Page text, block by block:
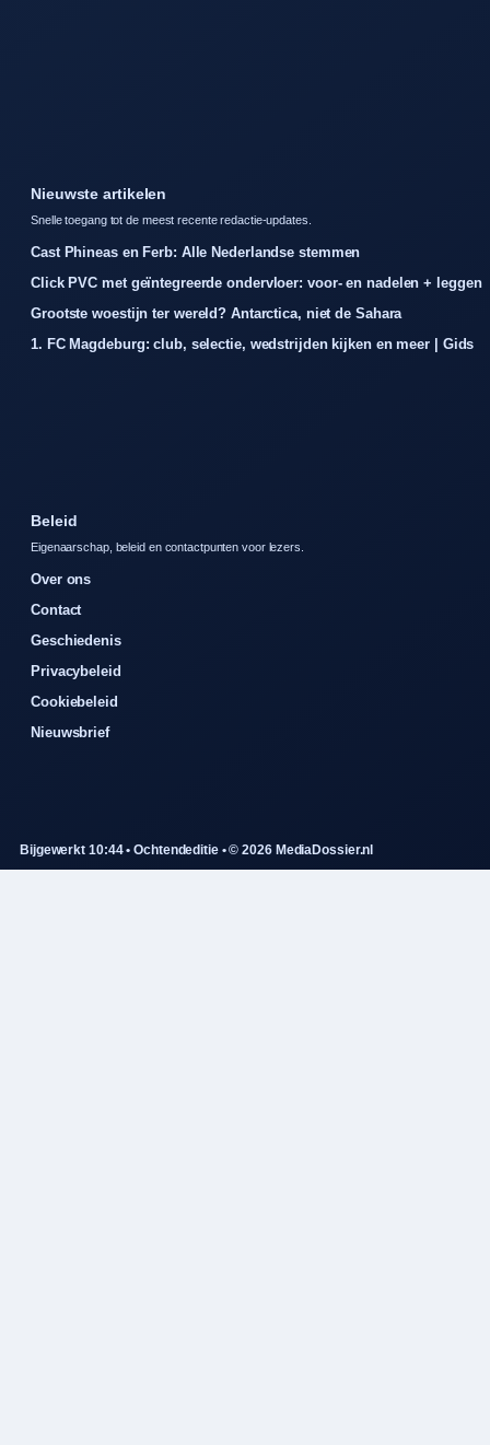
Nieuwste artikelen
Snelle toegang tot de meest recente redactie-updates.
Cast Phineas en Ferb: Alle Nederlandse stemmen
Click PVC met geïntegreerde ondervloer: voor- en nadelen + leggen
Grootste woestijn ter wereld? Antarctica, niet de Sahara
1. FC Magdeburg: club, selectie, wedstrijden kijken en meer | Gids
Beleid
Eigenaarschap, beleid en contactpunten voor lezers.
Over ons
Contact
Geschiedenis
Privacybeleid
Cookiebeleid
Nieuwsbrief
Bijgewerkt 10:44 • Ochtendeditie • © 2026 MediaDossier.nl